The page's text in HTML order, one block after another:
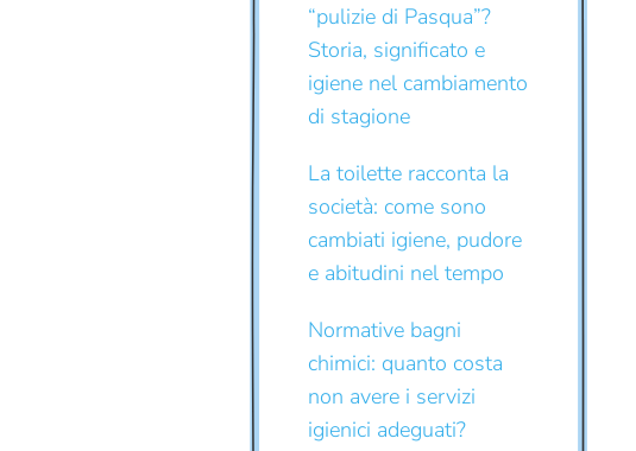
“pulizie di Pasqua”?
Storia, significato e
igiene nel cambiamento
di stagione
La toilette racconta la
società: come sono
cambiati igiene, pudore
e abitudini nel tempo
Normative bagni
chimici: quanto costa
non avere i servizi
igienici adeguati?